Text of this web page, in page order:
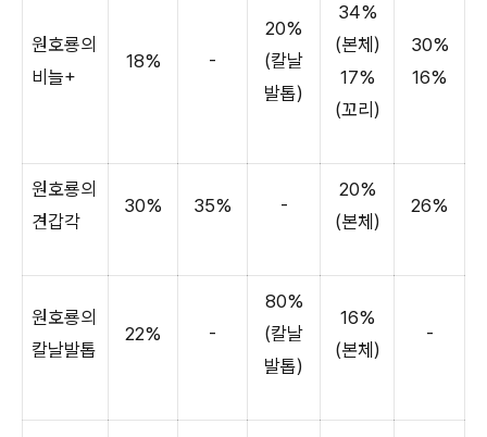
원호룡의
비늘+
18% -
20%
(칼날
발톱)
34%
(본체)
17%
(꼬리)
30%
16%
원호룡의
견갑각
30% 35% -
20%
(본체)
26%
원호룡의
칼날발톱
22% -
80%
(칼날
발톱)
16%
(본체)
-